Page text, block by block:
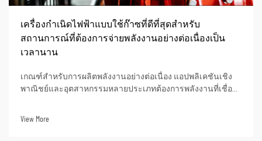
เครื่องกำเนิดไฟฟ้าแบบใช้ก๊าซที่ดีที่สุดสำหรับ
สถานการณ์ที่ต้องการจ่ายพลังงานอย่างต่อเนื่องเป็น
เวลานาน
เกณฑ์สำหรับการผลิตพลังงานอย่างต่อเนื่อง แอปพลิเคชันเชิง
พาณิชย์และอุตสาหกรรมหลายประเภทต้องการพลังงานที่เชื่อถือ
View More